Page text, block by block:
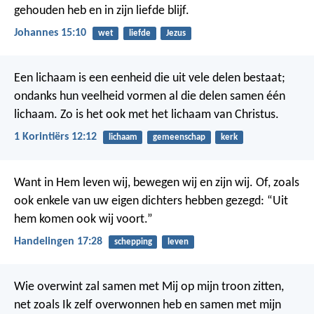
gehouden heb en in zijn liefde blijf.
Johannes 15:10 wet liefde Jezus
Een lichaam is een eenheid die uit vele delen bestaat;
ondanks hun veelheid vormen al die delen samen één
lichaam. Zo is het ook met het lichaam van Christus.
1 Korintiërs 12:12 lichaam gemeenschap kerk
Want in Hem leven wij, bewegen wij en zijn wij. Of, zoals
ook enkele van uw eigen dichters hebben gezegd: “Uit
hem komen ook wij voort.”
Handelingen 17:28 schepping leven
Wie overwint zal samen met Mij op mijn troon zitten,
net zoals Ik zelf overwonnen heb en samen met mijn